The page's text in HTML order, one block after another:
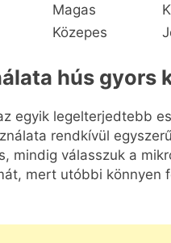
Magas
Közepes
hús gyors
egyik legelterjedtebb
rendkívül
mindig válasszuk a
mert utóbbi könnyen